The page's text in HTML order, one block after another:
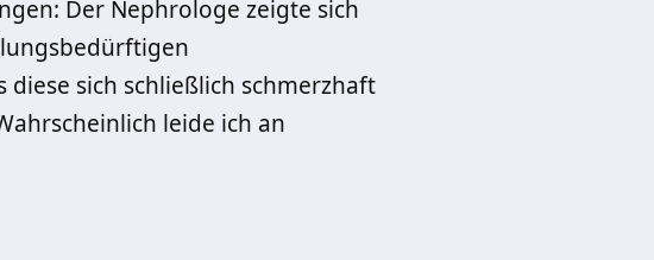
Der Nephrologe zeigte sich
sich schließlich schmerzhaft
leide ich an